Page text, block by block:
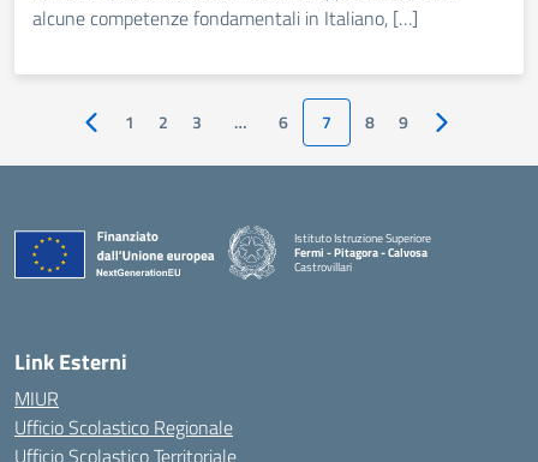
alcune competenze fondamentali in Italiano, […]
Pagina precedente
1 2 3 … 6 7 8 9 Pagina
Istituto Istruzione Superiore
Fermi - Pitagora - Calvosa
Castrovillari
Link Esterni
MIUR
Ufficio Scolastico Regionale
Ufficio Scolastico Territoriale